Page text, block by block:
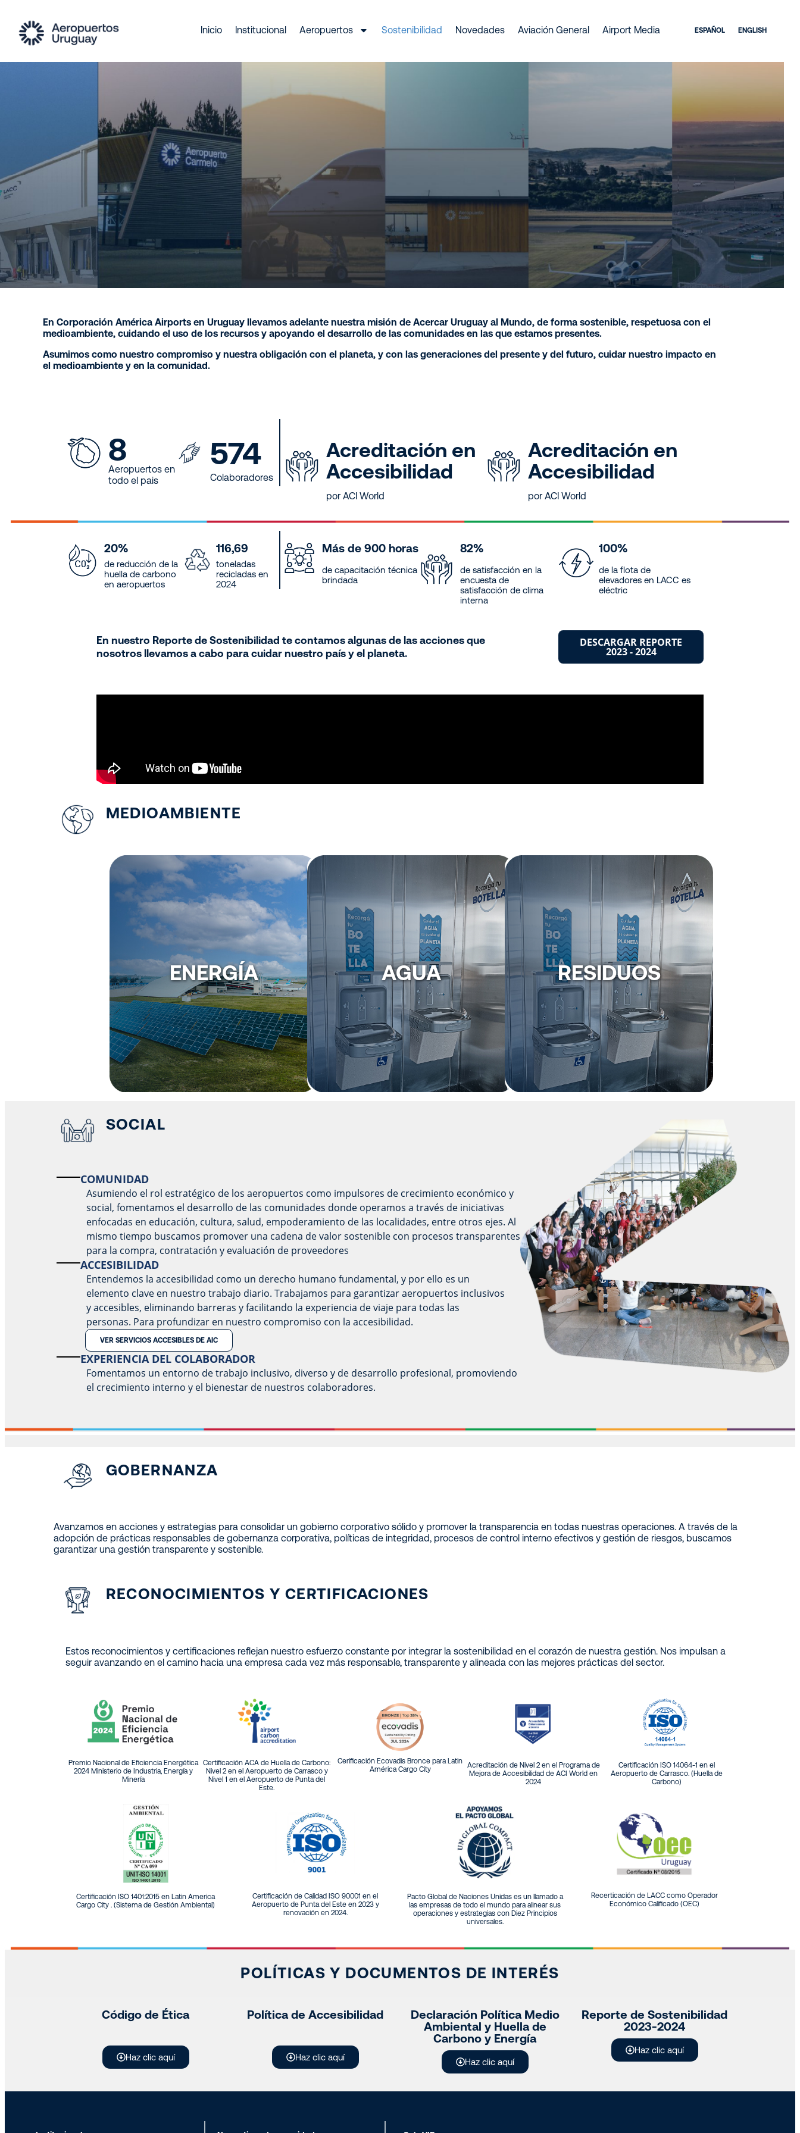
Inicio Institucional Aeropuertos Sostenibilidad Novedades Aviación General Airport Media ESPAÑOL ENGLISH
Acercamos Uruguay al Mundo
En Corporación América Airports en Uruguay llevamos adelante nuestra misión de Acercar Uruguay al Mundo, de forma sostenible, respetuosa con el
medioambiente, cuidando el uso de los recursos y apoyando el desarrollo de las comunidades en las que estamos presentes.
Asumimos como nuestro compromiso y nuestra obligación con el planeta, y con las generaciones del presente y del futuro, cuidar nuestro impacto en
el medioambiente y en la comunidad.
8
Aeropuertos en
todo el pais
574
Colaboradores
Acreditación en
Accesibilidad
por ACI World
Acreditación en
Accesibilidad
por ACI World
20%
de reducción de la
huella de carbono
en aeropuertos
116,69
toneladas
recicladas en
2024
Más de 900 horas
de capacitación técnica
brindada
82%
de satisfacción en la
encuesta de
satisfacción de clima
interna
100%
de la flota de
elevadores en LACC es
eléctric
En nuestro Reporte de Sostenibilidad te contamos algunas de las acciones que
nosotros llevamos a cabo para cuidar nuestro país y el planeta.
DESCARGAR REPORTE
2023 - 2024
MEDIOAMBIENTE
ENERGÍA
ENERGÍA
Llevamos a cabo distintas iniciativas
destinadas a mitigar, prevenir y compensar
el impacto ambiental de nuestras
operaciones, con el objetivo de ser carbono
neutral para 2050.
Planta solar fotovoltaica que genera
energía limpia.
Certificación bajo el programa ACA
(Airport Carbon Accreditation) de ACI
Sistema eficiente de acondicionamiento
térmico.
AGUA
AGUA
Gestionamos el agua con responsabilidad,
utilizando sistemas de riego inteligente y
promoviendo la reutilización, para contribuir
a la preservación de este recurso esencial.
Apostamos por un consumo eficiente y la
reducción de productos químicos.
Nuevo sistema de riego y recuperación
de condensados.
RESIDUOS
RESIDUOS
Aplicamos prácticas para un adecuado
manejo de los consumos y eliminación de
residuos.
Apostamos a la reducción, reutilización y
reciclaje de residuos para minimizar nuestro
impacto ambiental.
SOCIAL
COMUNIDAD
Asumiendo el rol estratégico de los aeropuertos como impulsores de crecimiento económico y
social, fomentamos el desarrollo de las comunidades donde operamos a través de iniciativas
enfocadas en educación, cultura, salud, empoderamiento de las localidades, entre otros ejes. Al
mismo tiempo buscamos promover una cadena de valor sostenible con procesos transparentes
para la compra, contratación y evaluación de proveedores
ACCESIBILIDAD
Entendemos la accesibilidad como un derecho humano fundamental, y por ello es un
elemento clave en nuestro trabajo diario. Trabajamos para garantizar aeropuertos inclusivos
y accesibles, eliminando barreras y facilitando la experiencia de viaje para todas las
personas. Para profundizar en nuestro compromiso con la accesibilidad.
VER SERVICIOS ACCESIBLES DE AIC
EXPERIENCIA DEL COLABORADOR
Fomentamos un entorno de trabajo inclusivo, diverso y de desarrollo profesional, promoviendo
el crecimiento interno y el bienestar de nuestros colaboradores.
GOBERNANZA
Avanzamos en acciones y estrategias para consolidar un gobierno corporativo sólido y promover la transparencia en todas nuestras operaciones. A través de la
adopción de prácticas responsables de gobernanza corporativa, políticas de integridad, procesos de control interno efectivos y gestión de riesgos, buscamos
garantizar una gestión transparente y sostenible.
RECONOCIMIENTOS Y CERTIFICACIONES
Estos reconocimientos y certificaciones reflejan nuestro esfuerzo constante por integrar la sostenibilidad en el corazón de nuestra gestión. Nos impulsan a
seguir avanzando en el camino hacia una empresa cada vez más responsable, transparente y alineada con las mejores prácticas del sector.
Premio Nacional de Eficiencia Energética
2024 Ministerio de Industria, Energía y
Minería
Certificación ACA de Huella de Carbono:
Nivel 2 en el Aeropuerto de Carrasco y
Nivel 1 en el Aeropuerto de Punta del
Este.
Cerificación Ecovadis Bronce para Latin
América Cargo City
Acreditación de Nivel 2 en el Programa de
Mejora de Accesibilidad de ACI World en
2024
Certificación ISO 14064-1 en el
Aeropuerto de Carrasco. (Huella de
Carbono)
Certificación ISO 1401:2015 en Latin America
Cargo City . (Sistema de Gestión Ambiental)
Certificación de Calidad ISO 90001 en el
Aeropuerto de Punta del Este en 2023 y
renovación en 2024.
Pacto Global de Naciones Unidas es un llamado a
las empresas de todo el mundo para alinear sus
operaciones y estrategias con Diez Principios
universales.
Recerticación de LACC como Operador
Económico Calificado (OEC)
POLÍTICAS Y DOCUMENTOS DE INTERÉS
Código de Ética
Haz clic aquí
Política de Accesibilidad
Haz clic aquí
Declaración Política Medio
Ambiental y Huella de
Carbono y Energía
Haz clic aquí
Reporte de Sostenibilidad
2023-2024
Haz clic aquí